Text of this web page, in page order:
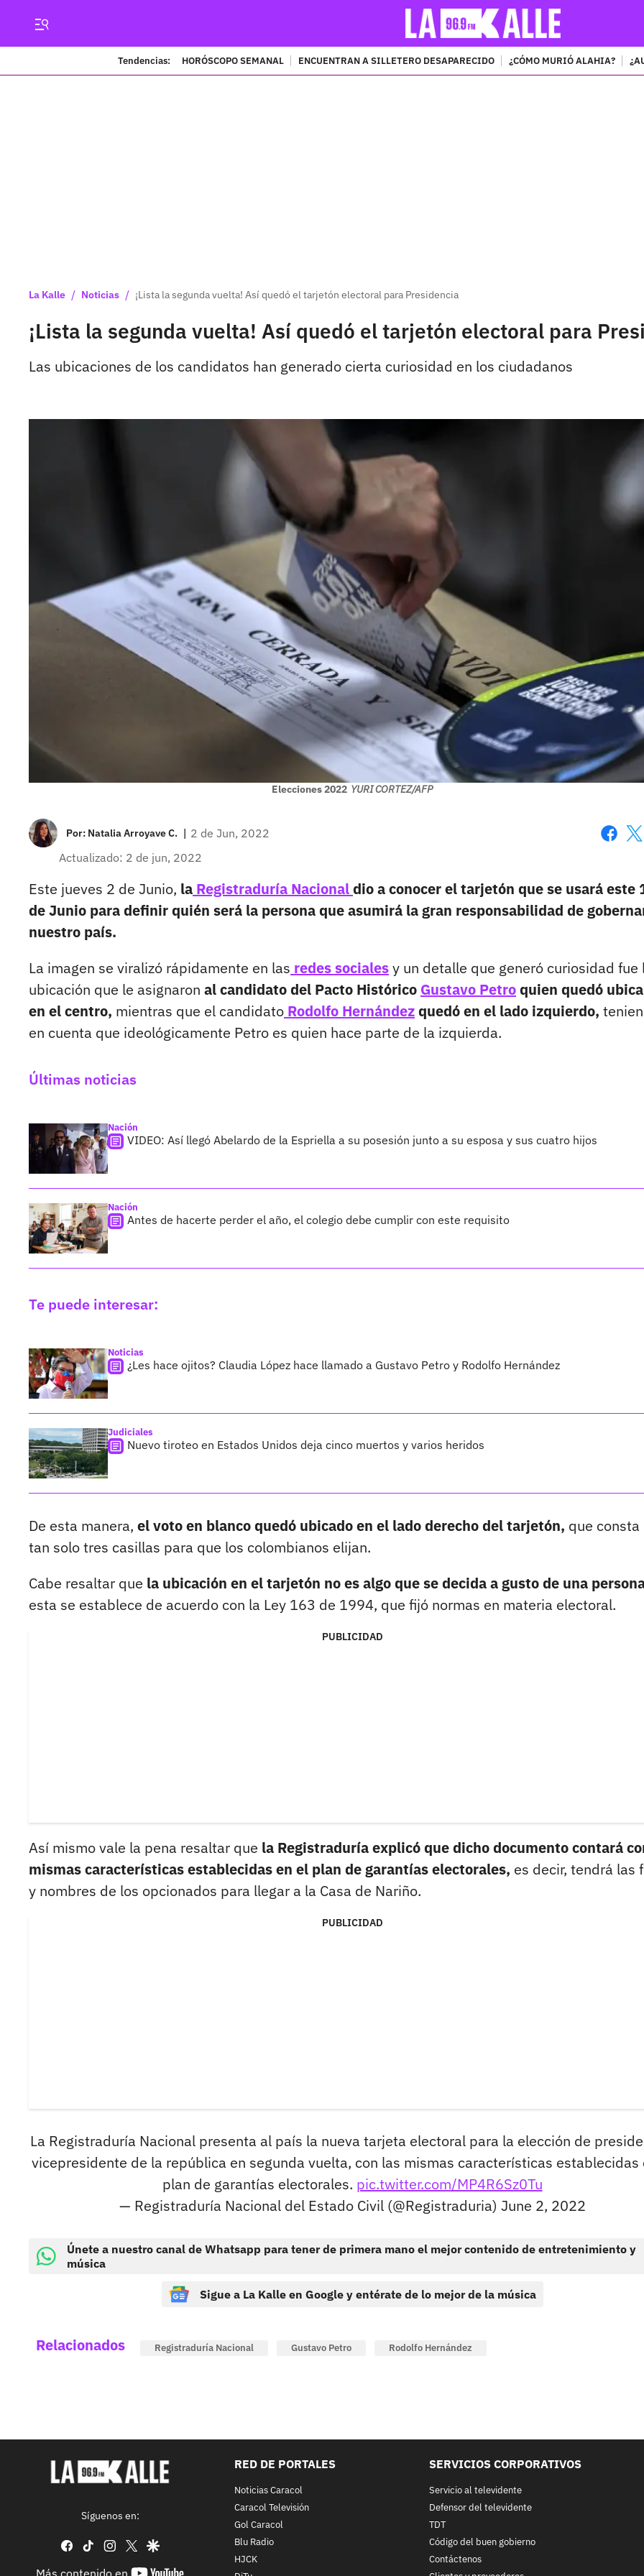
Tendencias: HORÓSCOPO SEMANAL ENCUENTRAN A SILLETERO DESAPARECIDO ¿CÓMO MURIÓ ALAHIA?
La Kalle / Noticias / ¡Lista la segunda vuelta! Así quedó el tarjetón electoral para Presidencia
¡Lista la segunda vuelta! Así quedó el tarjetón electoral para
Las ubicaciones de los candidatos han generado cierta curiosidad en los ciudadanos
Elecciones 2022 YURI CORTEZ/AFP
Por: Natalia Arroyave C. | 2 de Jun, 2022
Actualizado: 2 de jun, 2022
Este jueves 2 de Junio, la Registraduría Nacionaldio a conocer el tarjetón que se usará este
de Junio para definir quién será la persona que asumirá la gran responsabilidad de
nuestro país.
La imagen se viralizó rápidamente en las redes socialesy un detalle que generó curiosidad fue
ubicación que le asignaron al candidato del Pacto Histórico Gustavo Petroquien quedó
en el centro, mientras que el candidato Rodolfo Hernándezquedó en el lado izquierdo,
en cuenta que ideológicamente Petro es quien hace parte de la izquierda.
Últimas noticias
Nación
VIDEO: Así llegó Abelardo de la Espriella a su posesión junto a su esposa y sus cuatro hijos
Nación
Antes de hacerte perder el año, el colegio debe cumplir con este requisito
Te puede interesar:
Noticias
¿Les hace ojitos? Claudia López hace llamado a Gustavo Petro y Rodolfo Hernández
Judiciales
Nuevo tiroteo en Estados Unidos deja cinco muertos y varios heridos
De esta manera, el voto en blanco quedó ubicado en el lado derecho del tarjetón, que consta
tan solo tres casillas para que los colombianos elijan.
Cabe resaltar que la ubicación en el tarjetón no es algo que se decida a gusto de una
esta se establece de acuerdo con la Ley 163 de 1994, que fijó normas en materia electoral.
PUBLICIDAD
Así mismo vale la pena resaltar que la Registraduría explicó que dicho documento contará
mismas características establecidas en el plan de garantías electorales, es decir, tendrá las
y nombres de los opcionados para llegar a la Casa de Nariño.
PUBLICIDAD
La Registraduría Nacional presenta al país la nueva tarjeta electoral para la elección de
vicepresidente de la república en segunda vuelta, con las mismas características establecidas
plan de garantías electorales. pic.twitter.com/MP4R6Sz0Tu
— Registraduría Nacional del Estado Civil (@Registraduria) June 2, 2022
Únete a nuestro canal de Whatsapp para tener de primera mano el mejor contenido de entretenimiento y
música
Sigue a La Kalle en Google y entérate de lo mejor de la música
Relacionados Registraduría Nacional Gustavo Petro Rodolfo Hernández
Síguenos en:
facebook
tiktok instagram
twittergoogle
youtube-
RED DE PORTALES
Noticias Caracol
Caracol Televisión
Gol Caracol
Blu Radio
HJCK
SERVICIOS CORPORATIVOS
Servicio al televidente
Defensor del televidente
TDT
Código del buen gobierno
Contáctenos